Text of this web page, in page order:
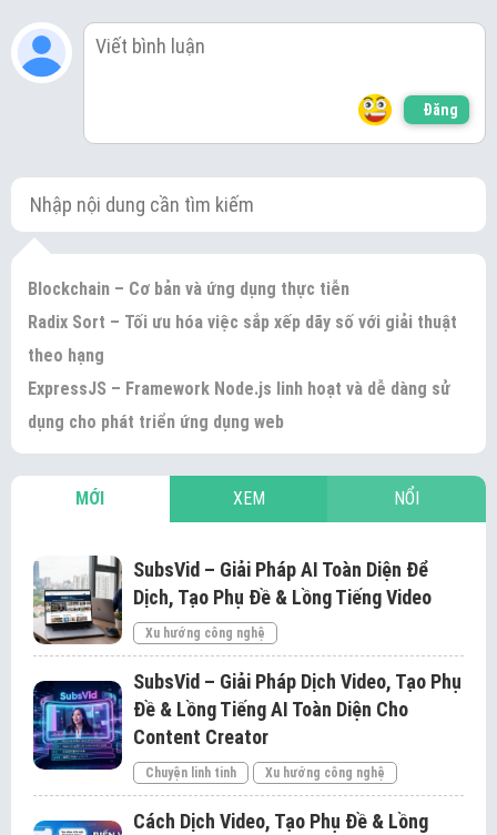
Đăng
Blockchain – Cơ bản và ứng dụng thực tiễn
Radix Sort – Tối ưu hóa việc sắp xếp dãy số với giải thuật
theo hạng
ExpressJS – Framework Node.js linh hoạt và dễ dàng sử
dụng cho phát triển ứng dụng web
MỚI XEM NỔI
SubsVid – Giải Pháp AI Toàn Diện Để
Dịch, Tạo Phụ Đề & Lồng Tiếng Video
Xu hướng công nghệ
SubsVid – Giải Pháp Dịch Video, Tạo Phụ
Đề & Lồng Tiếng AI Toàn Diện Cho
Content Creator
Chuyện linh tinh Xu hướng công nghệ
Cách Dịch Video, Tạo Phụ Đề & Lồng